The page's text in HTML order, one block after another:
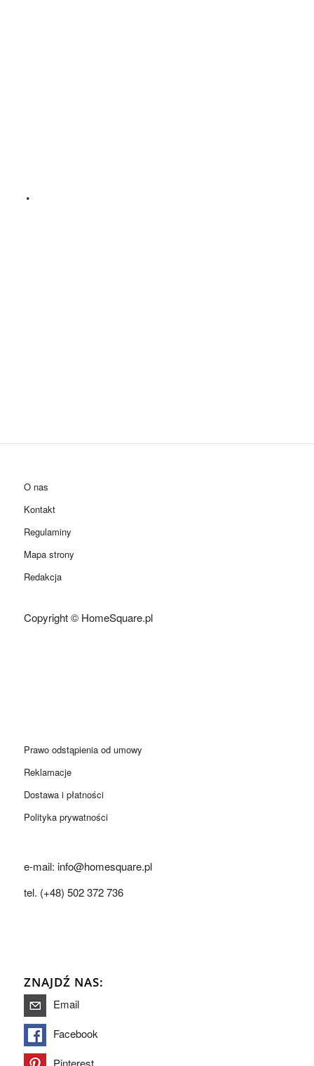
O nas
Kontakt
Regulaminy
Mapa strony
Redakcja
Copyright © HomeSquare.pl
Prawo odstąpienia od umowy
Reklamacje
Dostawa i płatności
Polityka prywatności
e-mail: info@homesquare.pl
tel. (+48) 502 372 736
ZNAJDŹ NAS:
Email
Facebook
Pinterest